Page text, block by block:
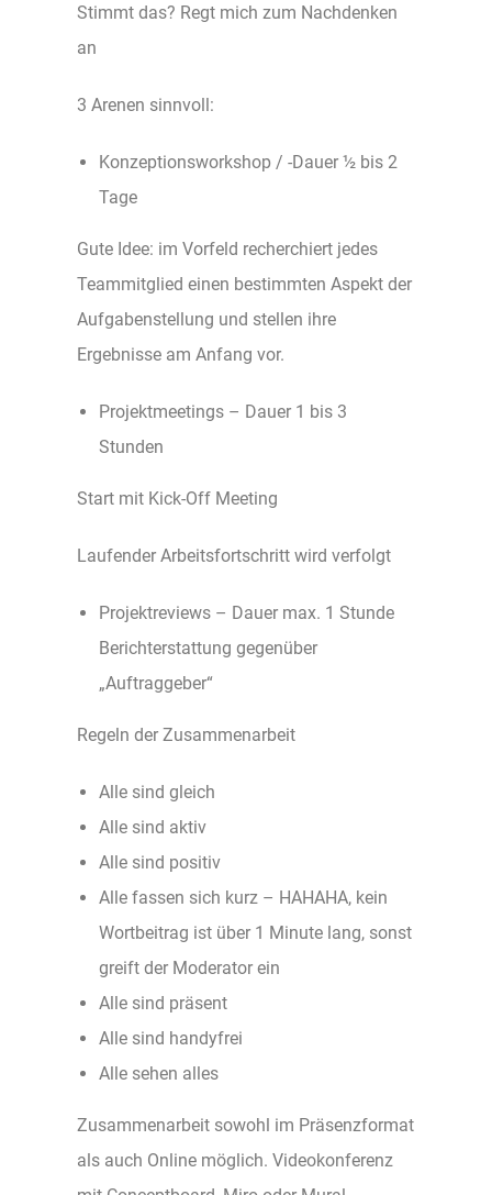
Stimmt das? Regt mich zum Nachdenken
an
3 Arenen sinnvoll:
Konzeptionsworkshop / -Dauer ½ bis 2
Tage
Gute Idee: im Vorfeld recherchiert jedes
Teammitglied einen bestimmten Aspekt der
Aufgabenstellung und stellen ihre
Ergebnisse am Anfang vor.
Projektmeetings – Dauer 1 bis 3
Stunden
Start mit Kick-Off Meeting
Laufender Arbeitsfortschritt wird verfolgt
Projektreviews – Dauer max. 1 Stunde
Berichterstattung gegenüber
„Auftraggeber“
Regeln der Zusammenarbeit
Alle sind gleich
Alle sind aktiv
Alle sind positiv
Alle fassen sich kurz – HAHAHA, kein
Wortbeitrag ist über 1 Minute lang, sonst
greift der Moderator ein
Alle sind präsent
Alle sind handyfrei
Alle sehen alles
Zusammenarbeit sowohl im Präsenzformat
als auch Online möglich. Videokonferenz